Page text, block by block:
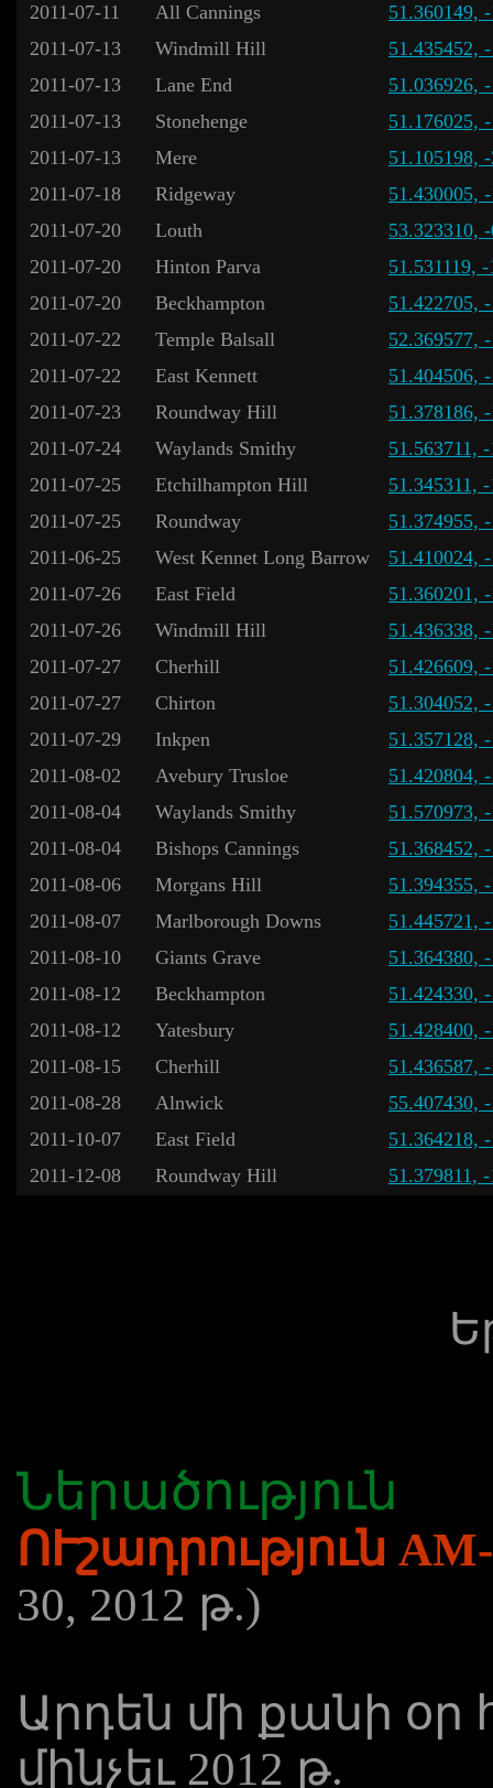
2011-07-11
All Cannings
51.360149,
2011-07-13
Windmill Hill
51.435452,
2011-07-13
Lane End
51.036926,
2011-07-13
Stonehenge
51.176025,
2011-07-13
Mere
51.105198,
2011-07-18
Ridgeway
51.430005,
2011-07-20
Louth
53.323310,
2011-07-20
Hinton Parva
51.531119,
2011-07-20
Beckhampton
51.422705,
2011-07-22
Temple Balsall
52.369577,
2011-07-22
East Kennett
51.404506,
2011-07-23
Roundway Hill
51.378186,
2011-07-24
Waylands Smithy
51.563711,
2011-07-25
Etchilhampton Hill
51.345311,
2011-07-25
Roundway
51.374955,
2011-06-25
West Kennet Long Barrow
51.410024,
2011-07-26
East Field
51.360201,
2011-07-26
Windmill Hill
51.436338,
2011-07-27
Cherhill
51.426609,
2011-07-27
Chirton
51.304052,
2011-07-29
Inkpen
51.357128,
2011-08-02
Avebury Trusloe
51.420804,
2011-08-04
Waylands Smithy
51.570973,
2011-08-04
Bishops Cannings
51.368452,
2011-08-06
Morgans Hill
51.394355,
2011-08-07
Marlborough Downs
51.445721,
2011-08-10
Giants Grave
51.364380,
2011-08-12
Beckhampton
51.424330,
2011-08-12
Yatesbury
51.428400,
2011-08-15
Cherhill
51.436587,
2011-08-28
Alnwick
55.407430,
2011-10-07
East Field
51.364218,
2011-12-08
Roundway Hill 51.379811,
Ներածություն
ՈՒշադրություն
30, 2012 թ.)
Արդեն մի քանի օր
մինչեւ 2012 թ.